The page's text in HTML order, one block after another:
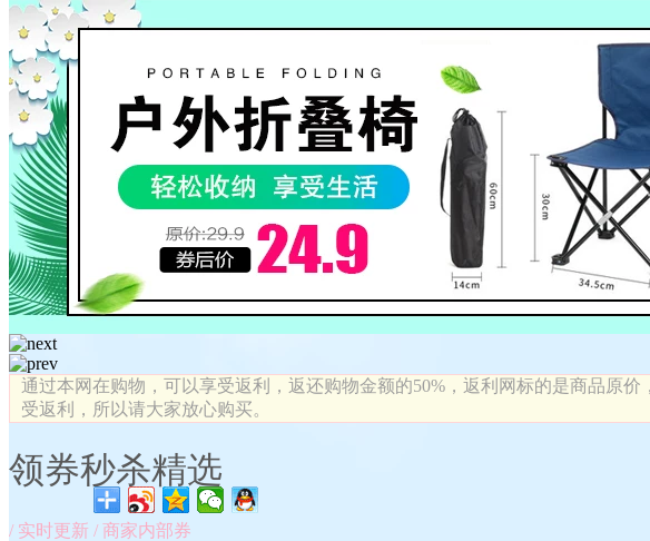
通过本网在购物，可以享受返利，返还购物金额的50%，返利网标的是商品原
受返利，所以请大家放心购买。
领券秒杀精选
/ 实时更新 / 商家内部券